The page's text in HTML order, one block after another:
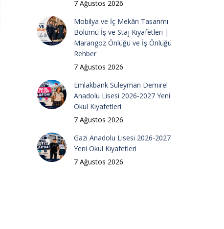
7 Ağustos 2026
Mobilya ve İç Mekân Tasarımı
Bölümü İş ve Staj Kıyafetleri |
Marangoz Önlüğü ve İş Önlüğü
Rehber
7 Ağustos 2026
Emlakbank Süleyman Demirel
Anadolu Lisesi 2026-2027 Yeni
Okul Kıyafetleri
7 Ağustos 2026
Gazi Anadolu Lisesi 2026-2027
Yeni Okul Kıyafetleri
7 Ağustos 2026